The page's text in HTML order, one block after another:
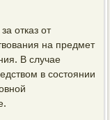
отказ от
на предмет
В случае
в состοянии